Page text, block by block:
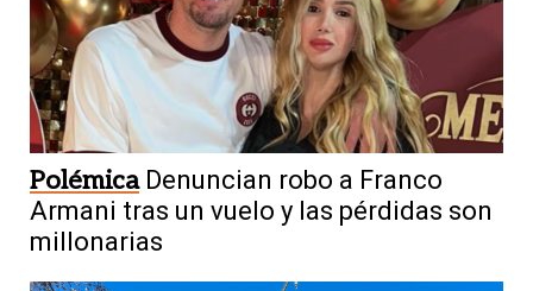
Polémica Denuncian robo a Franco
Armani tras un vuelo y las pérdidas son
millonarias